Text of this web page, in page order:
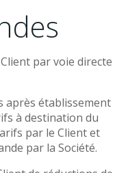
par voie directe
après établissement
à destination du
par le Client et
par la Société.